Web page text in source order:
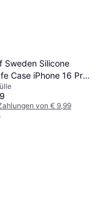
Sweden Silicone
Case iPhone 16 Pro
Milk
von € 9,99